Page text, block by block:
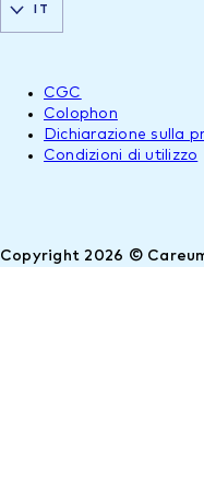
Copyright 2026 ©
CGC
Colophon
Dichiarazione sulla
Condizioni di utilizzo
IT